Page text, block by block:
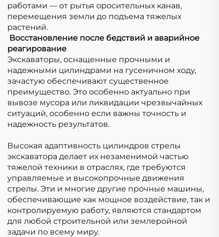
работами — от рытья оросительных канав,
перемещения земли до подъема тяжелых
растений.
Восстановление после бедствий и аварийное
реагирование
Экскаваторы, оснащенные прочными и
надежными цилиндрами на гусеничном ходу,
зачастую обеспечивают существенное
преимущество. Это особенно актуально при
вывозе мусора или ликвидации чрезвычайных
ситуаций, особенно если важны точность и
надежность результатов.
Высокая адаптивность цилиндров стрелы
экскаватора делает их незаменимой частью
тяжелой техники в отраслях, где требуются
управляемые и высокопрочные движения
стрелы. Эти и многие другие прочные машины,
обеспечивающие как мощное воздействие, так и
контролируемую работу, являются стандартом
для любой строительной или землеройной
задачи по всему миру.